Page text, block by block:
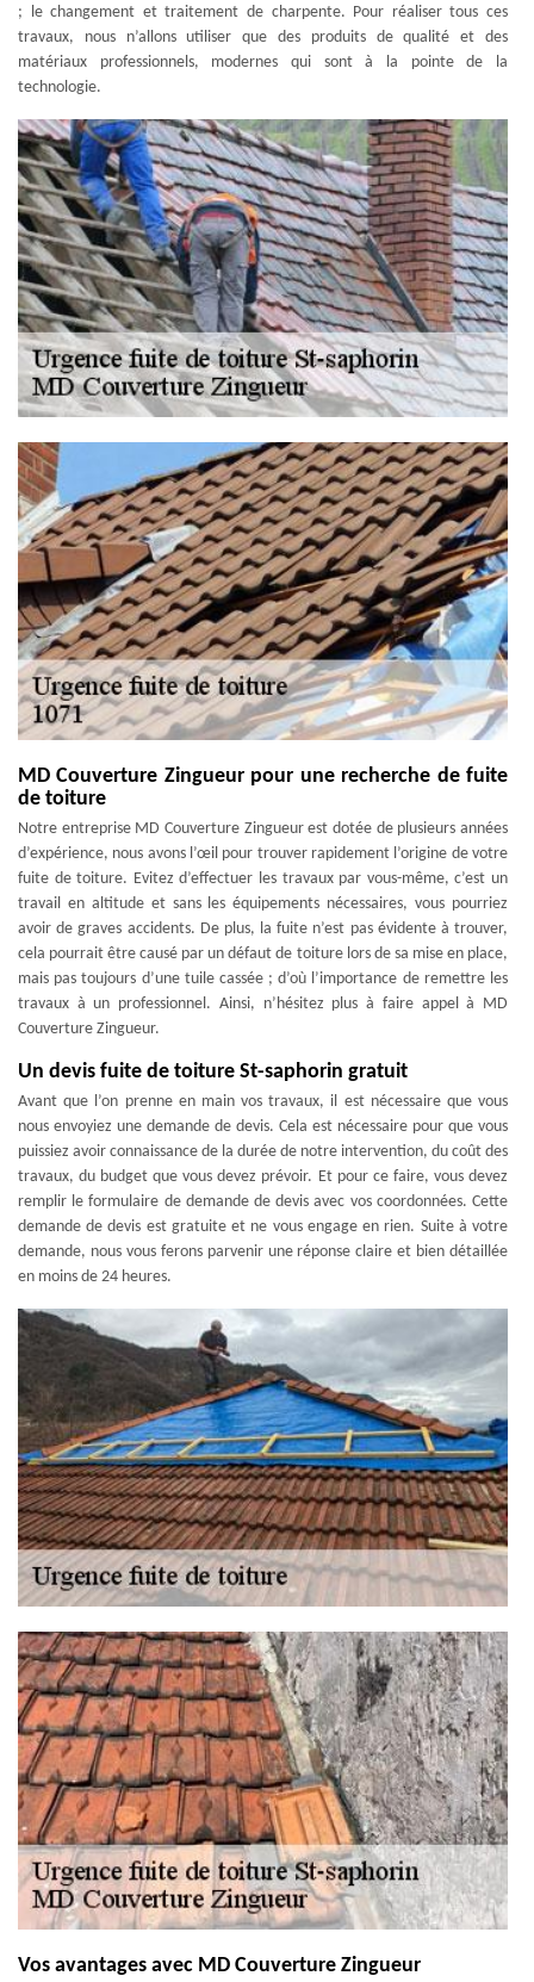
; le changement et traitement de charpente. Pour réaliser tous ces
travaux, nous n’allons utiliser que des produits de qualité et des
matériaux professionnels, modernes qui sont à la pointe de la
technologie.
MD Couverture Zingueur pour une recherche de fuite
de toiture
Notre entreprise MD Couverture Zingueur est dotée de plusieurs années
d’expérience, nous avons l’œil pour trouver rapidement l’origine de votre
fuite de toiture. Evitez d’effectuer les travaux par vous-même, c’est un
travail en altitude et sans les équipements nécessaires, vous pourriez
avoir de graves accidents. De plus, la fuite n’est pas évidente à trouver,
cela pourrait être causé par un défaut de toiture lors de sa mise en place,
mais pas toujours d’une tuile cassée ; d’où l’importance de remettre les
travaux à un professionnel. Ainsi, n’hésitez plus à faire appel à MD
Couverture Zingueur.
Un devis fuite de toiture St-saphorin gratuit
Avant que l’on prenne en main vos travaux, il est nécessaire que vous
nous envoyiez une demande de devis. Cela est nécessaire pour que vous
puissiez avoir connaissance de la durée de notre intervention, du coût des
travaux, du budget que vous devez prévoir. Et pour ce faire, vous devez
remplir le formulaire de demande de devis avec vos coordonnées. Cette
demande de devis est gratuite et ne vous engage en rien. Suite à votre
demande, nous vous ferons parvenir une réponse claire et bien détaillée
en moins de 24 heures.
Vos avantages avec MD Couverture Zingueur